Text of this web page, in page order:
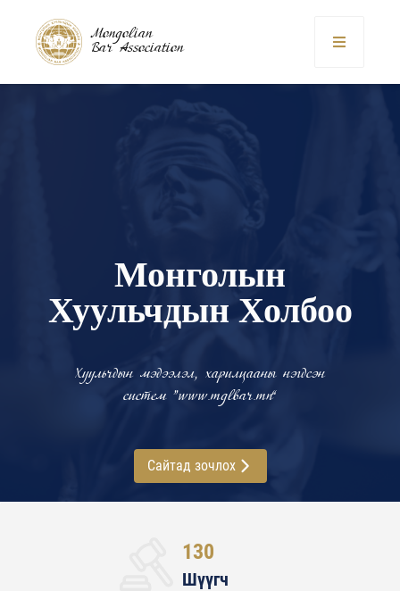
Mongolian
Bar Association
Монголын
Хуульчдын Холбоо
Хуульчдын мэдээлэл, харилцааны нэгдсэн
систем “www.mglbar.mn”
Сайтад зочлох
130
Шүүгч